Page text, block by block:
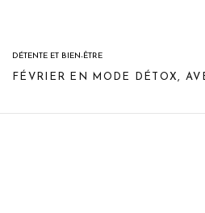
DÉTENTE ET BIEN-ÊTRE
FÉVRIER EN MODE DÉTOX,